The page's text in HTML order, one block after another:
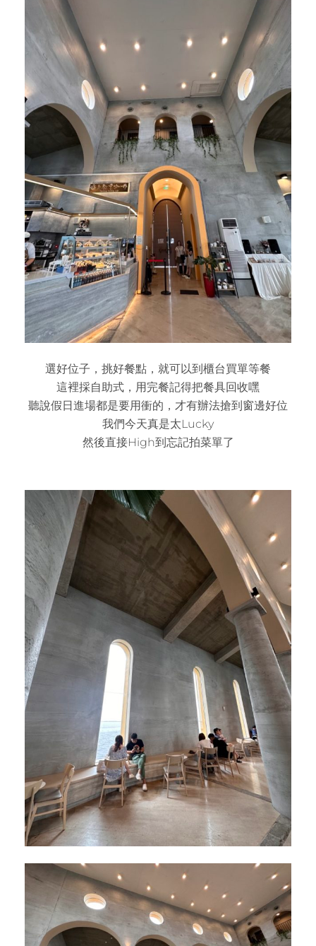
選好位子，挑好餐點，就可以到櫃台買單等餐
這裡採自助式，用完餐記得把餐具回收嘿
聽說假日進場都是要用衝的，才有辦法搶到窗邊好位
我們今天真是太Lucky
然後直接High到忘記拍菜單了